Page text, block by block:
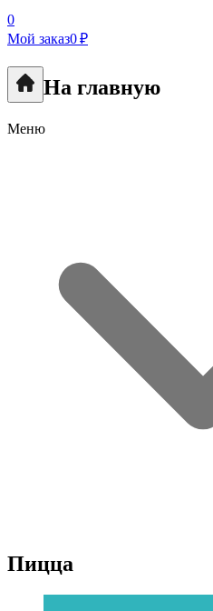
0
Мой заказ0 ₽
На главную
Меню
Пицца